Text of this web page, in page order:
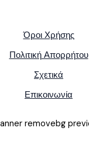
Όροι Χρήσης
Πολιτική Απορρήτου
Σχετικά
Επικοινωνία